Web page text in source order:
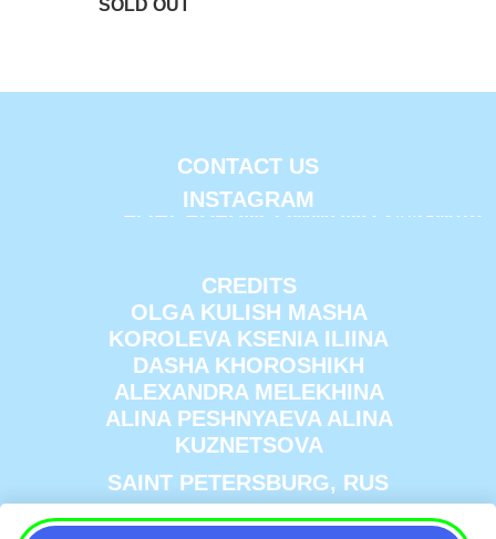
CONTACT US
INSTAGRAM
CREDITS
OLGA KULISH MASHA
KOROLEVA KSENIA ILIINA
DASHA KHOROSHIKH
ALEXANDRA MELEKHINA
ALINA PESHNYAEVA ALINA
KUZNETSOVA
SAINT PETERSBURG, RUS